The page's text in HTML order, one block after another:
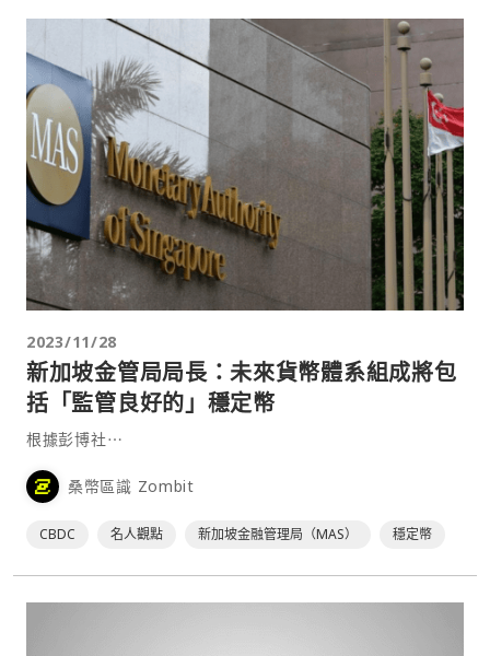
2023/11/28
新加坡金管局局長：未來貨幣體系組成將包
括「監管良好的」穩定幣
根據彭博社⋯
桑幣區識 Zombit
CBDC 名人觀點 新加坡金融管理局（MAS） 穩定幣